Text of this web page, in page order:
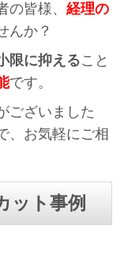
皆様、 経理の
んか？
限に抑えること
です。
ございました
、お気軽にご相
ット事例